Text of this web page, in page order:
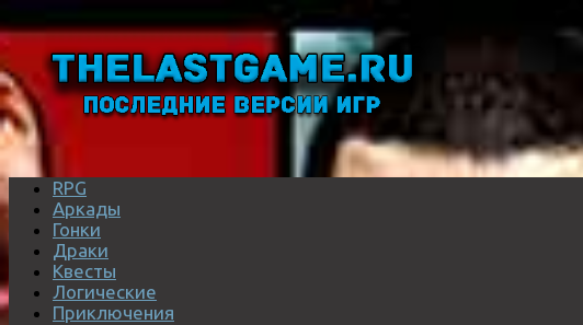
RPG
Аркады
Гонки
Драки
Квесты
Логические
Приключения